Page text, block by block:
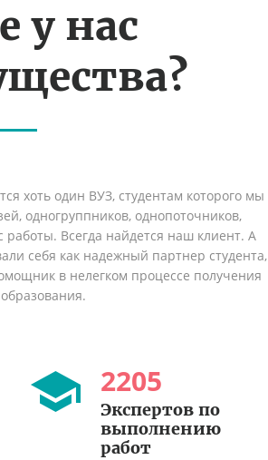
у нас
хоть один ВУЗ, студентам которого мы
одногруппников, однопоточников,
работы. Всегда найдется наш клиент. А
себя как надежный партнер студента,
в нелегком процессе получения
2205
Экспертов по
выполнению
работ